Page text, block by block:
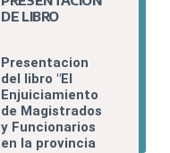
DE LIBRO
Presentacion
del libro "El
Enjuiciamiento
de Magistrados
y Funcionarios
en la provincia